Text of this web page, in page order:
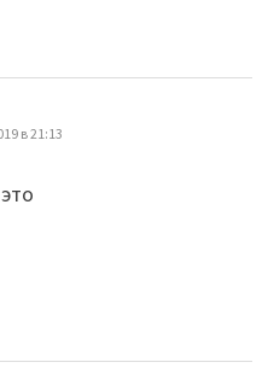
в 21:13